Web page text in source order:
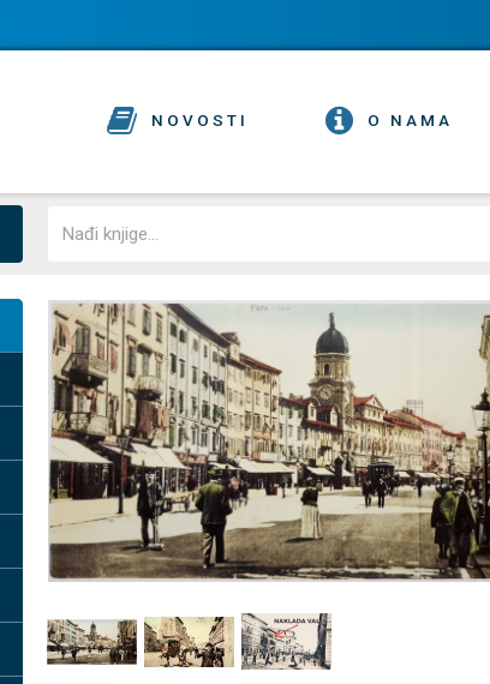
NOVOSTI O NAMA